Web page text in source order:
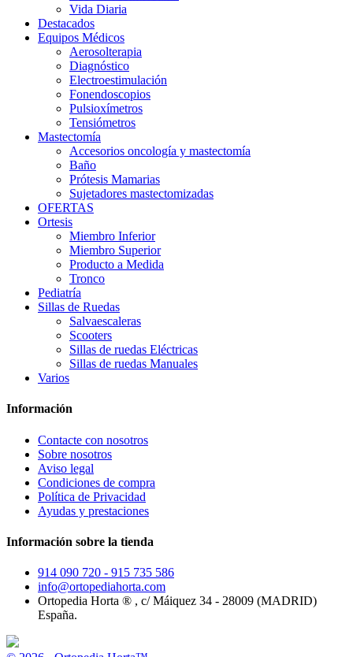
Vida Diaria
Destacados
Equipos Médicos
Aerosolterapia
Diagnóstico
Electroestimulación
Fonendoscopios
Pulsioxímetros
Tensiómetros
Mastectomía
Accesorios oncología y mastectomía
Baño
Prótesis Mamarias
Sujetadores mastectomizadas
OFERTAS
Ortesis
Miembro Inferior
Miembro Superior
Producto a Medida
Tronco
Pediatría
Sillas de Ruedas
Salvaescaleras
Scooters
Sillas de ruedas Eléctricas
Sillas de ruedas Manuales
Varios
Información
Contacte con nosotros
Sobre nosotros
Aviso legal
Condiciones de compra
Política de Privacidad
Ayudas y prestaciones
Información sobre la tienda
914 090 720 - 915 735 586
info@ortopediahorta.com
Ortopedia Horta ® , c/ Máiquez 34 - 28009 (MADRID)
España.